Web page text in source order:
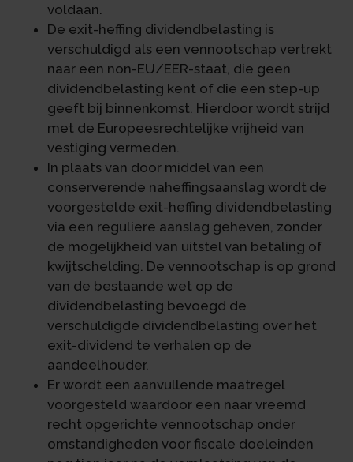
voldaan.
De exit-heffing dividendbelasting is
verschuldigd als een vennootschap vertrekt
naar een non-EU/EER-staat, die geen
dividendbelasting kent of die een step-up
geeft bij binnenkomst. Hierdoor wordt strijd
met de Europeesrechtelijke vrijheid van
vestiging vermeden.
In plaats van door middel van een
conserverende naheffingsaanslag wordt de
voorgestelde exit-heffing dividendbelasting
via een reguliere aanslag geheven, zonder
de mogelijkheid van uitstel van betaling of
kwijtschelding. De vennootschap is op grond
van de bestaande wet op de
dividendbelasting bevoegd de
verschuldigde dividendbelasting over het
exit-dividend te verhalen op de
aandeelhouder.
Er wordt een aanvullende maatregel
voorgesteld waardoor een naar vreemd
recht opgerichte vennootschap onder
omstandigheden voor fiscale doeleinden